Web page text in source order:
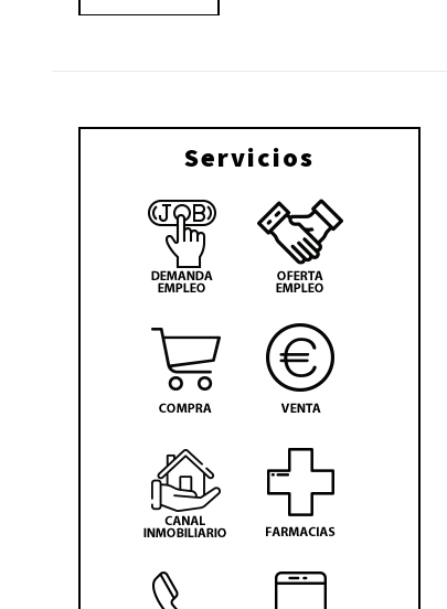
Servicios